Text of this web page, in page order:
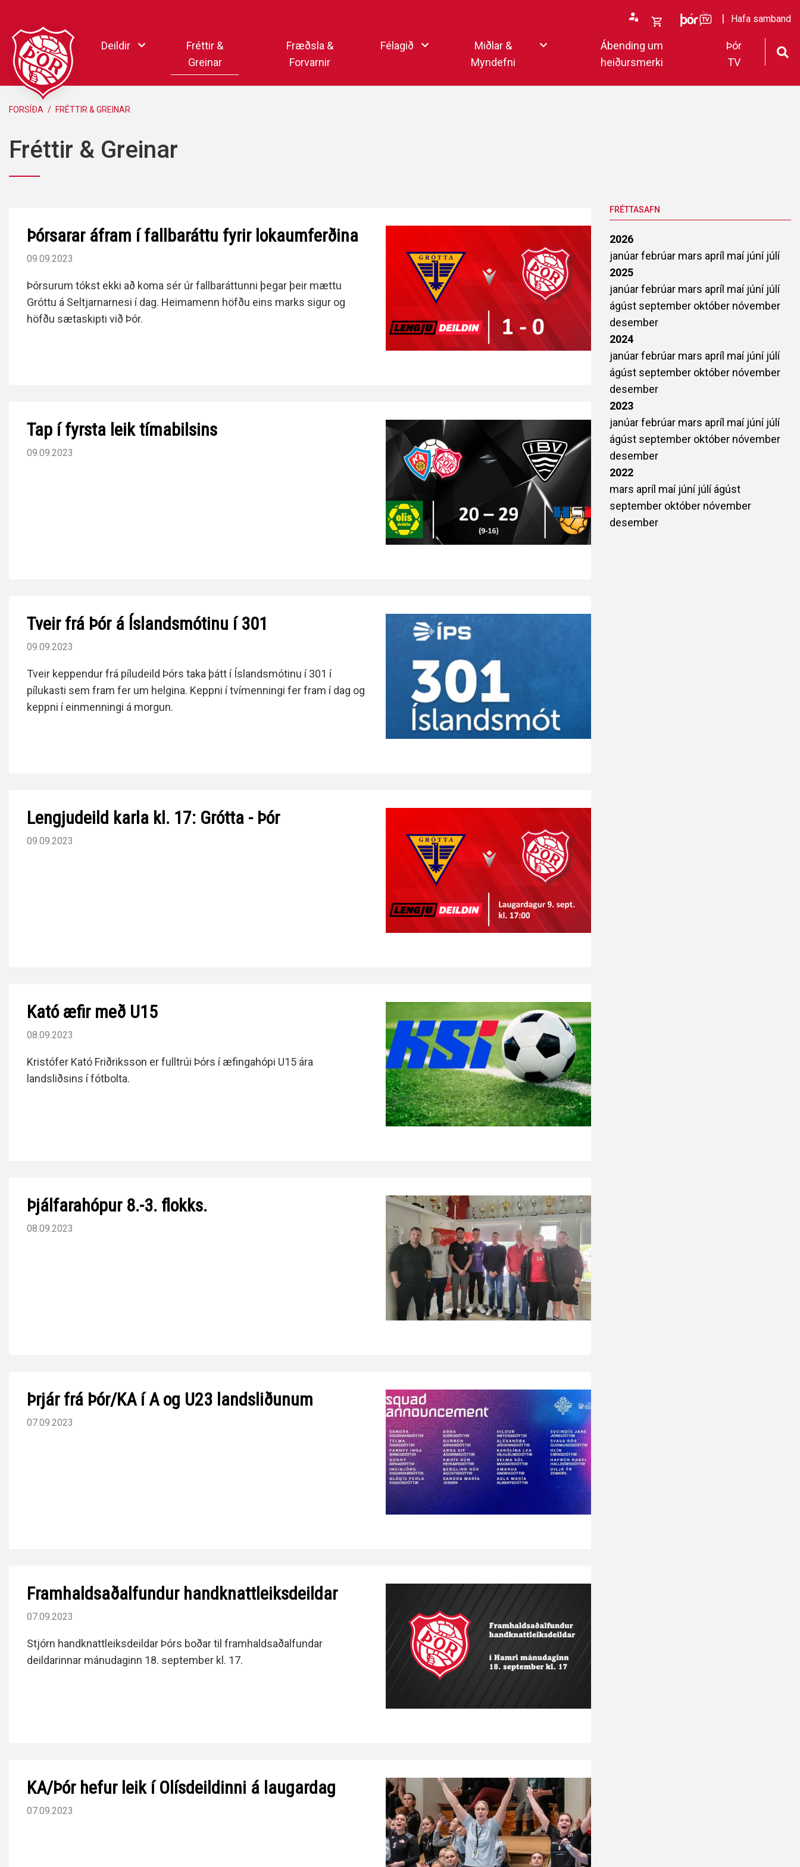
efni
Deildir
Handbolti
Knattspyrna
Rafíþróttir
Pollamót Samskipa
Fréttir &
Greinar
Fræðsla &
Forvarnir
Félagið
Lög Þórs
Fyrirmyndarfélag ÍSÍ
Handbók aðalstjórnar Þórs
Ársskýrslur
Miðlar &
Myndefni
Ábending um
heiðursmerki
Þór
TV
Opna
körfu
ÞórTvHafa samband
FORSÍÐA / FRÉTTIR & GREINAR
Fréttir & Greinar
Þórsarar áfram í fallbaráttu fyrir lokaumferðina
09.09.2023
Þórsurum tókst ekki að koma sér úr fallbaráttunni þegar þeir mættu
Gróttu á Seltjarnarnesi í dag. Heimamenn höfðu eins marks sigur og
höfðu sætaskipti við Þór.
Tap í fyrsta leik tímabilsins
09.09.2023
Tveir frá Þór á Íslandsmótinu í 301
09.09.2023
Tveir keppendur frá píludeild Þórs taka þátt í Íslandsmótinu í 301 í
pílukasti sem fram fer um helgina. Keppni í tvímenningi fer fram í dag og
keppni í einmenningi á morgun.
Lengjudeild karla kl. 17: Grótta - Þór
09.09.2023
Kató æfir með U15
08.09.2023
Kristófer Kató Friðriksson er fulltrúi Þórs í æfingahópi U15 ára
landsliðsins í fótbolta.
Þjálfarahópur 8.-3. flokks.
08.09.2023
Þrjár frá Þór/KA í A og U23 landsliðunum
07.09.2023
Framhaldsaðalfundur handknattleiksdeildar
07.09.2023
Stjórn handknattleiksdeildar Þórs boðar til framhaldsaðalfundar
deildarinnar mánudaginn 18. september kl. 17.
KA/Þór hefur leik í Olísdeildinni á laugardag
07.09.2023
FRÉTTASAFN
2026
janúarfebrúar mars apríl maí júní júlí
2025
janúarfebrúar mars apríl maí júní júlí
ágúst september október nóvember
desember
2024
janúarfebrúar mars apríl maí júní júlí
ágúst september október nóvember
desember
2023
janúarfebrúar mars apríl maí júní júlí
ágúst september október nóvember
desember
2022
mars apríl maí júní júlíágúst
september október nóvember
desember